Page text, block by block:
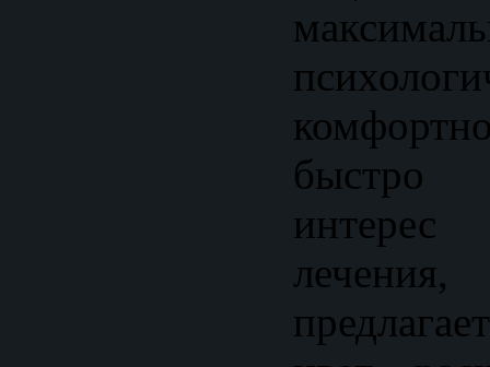
быстро